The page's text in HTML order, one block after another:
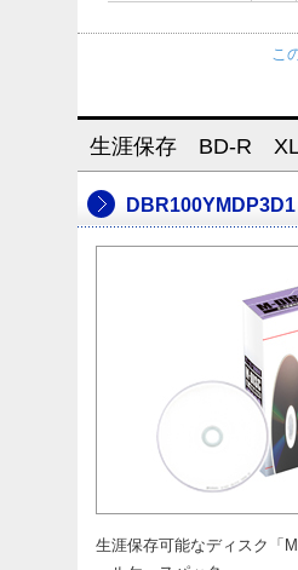
こ
生涯保存 BD-R
DBR100YMDP3D1
生涯保存可能なディスク「